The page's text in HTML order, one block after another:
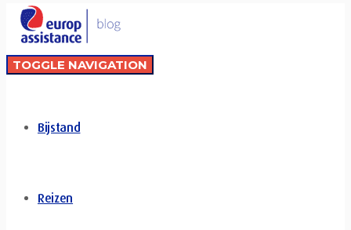
TOGGLE NAVIGATION
Bijstand
Reizen